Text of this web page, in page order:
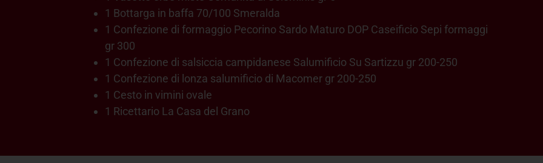
1 Bottarga in baffa 70/100 Smeralda
1 Confezione di formaggio Pecorino Sardo Maturo DOP Caseificio Sepi formaggi
gr 300
1 Confezione di salsiccia campidanese Salumificio Su Sartizzu gr 200-250
1 Confezione di lonza salumificio di Macomer gr 200-250
1 Cesto in vimini ovale
1 Ricettario La Casa del Grano